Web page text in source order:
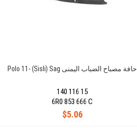
Polo 11- (Sisli) Sag حافة مصباح الضباب اليمنى
140 116 15
$5.06
6R0 853 666 C